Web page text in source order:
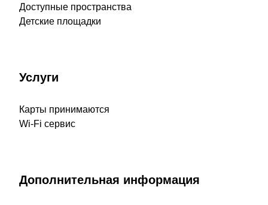
Доступные пространства
Детские площадки
Услуги
Карты принимаются
Wi-Fi сервис
Дополнительная информация